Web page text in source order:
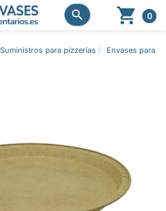

  0
Suministros para pizzerías Envases para